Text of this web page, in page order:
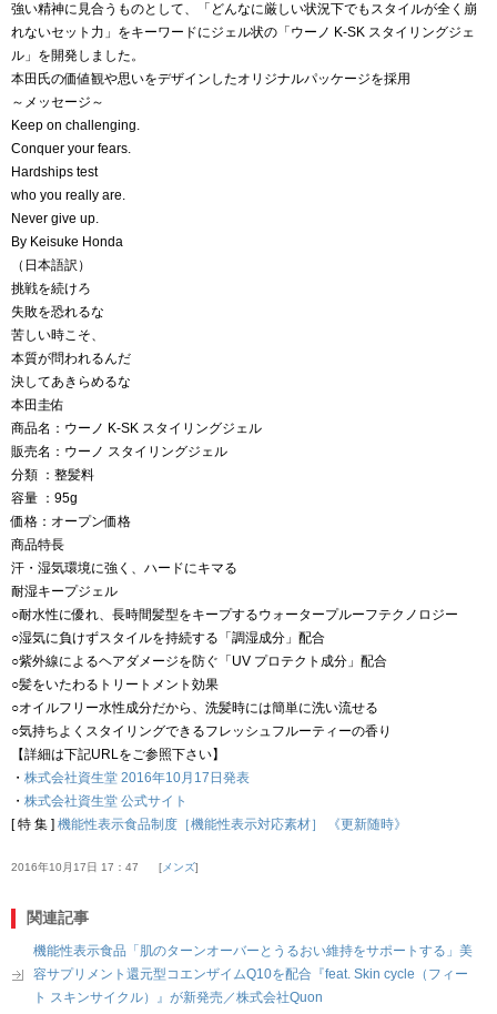
強い精神に見合うものとして、「どんなに厳しい状況下でもスタイルが全く崩
れないセット力」をキーワードにジェル状の「ウーノ K-SK スタイリングジェ
ル」を開発しました。
本田氏の価値観や思いをデザインしたオリジナルパッケージを採用
～メッセージ～
Keep on challenging.
Conquer your fears.
Hardships test
who you really are.
Never give up.
By Keisuke Honda
（日本語訳）
挑戦を続けろ
失敗を恐れるな
苦しい時こそ、
本質が問われるんだ
決してあきらめるな
本田圭佑
商品名：ウーノ K-SK スタイリングジェル
販売名：ウーノ スタイリングジェル
分類 ：整髪料
容量 ：95g
価格：オープン価格
商品特長
汗・湿気環境に強く、ハードにキマる
耐湿キープジェル
○耐水性に優れ、長時間髪型をキープするウォータープルーフテクノロジー
○湿気に負けずスタイルを持続する「調湿成分」配合
○紫外線によるヘアダメージを防ぐ「UV プロテクト成分」配合
○髪をいたわるトリートメント効果
○オイルフリー水性成分だから、洗髪時には簡単に洗い流せる
○気持ちよくスタイリングできるフレッシュフルーティーの香り
【詳細は下記URLをご参照下さい】
・ 株式会社資生堂 2016年10月17日発表
・ 株式会社資生堂 公式サイト
[ 特 集 ] 機能性表示食品制度［機能性表示対応素材］ 《更新随時》
2016年10月17日 17：47 メンズ
関連記事
機能性表示食品「肌のターンオーバーとうるおい維持をサポートする」美
容サプリメント還元型コエンザイムQ10を配合『feat. Skin cycle（フィー
ト スキンサイクル）』が新発売／株式会社Quon